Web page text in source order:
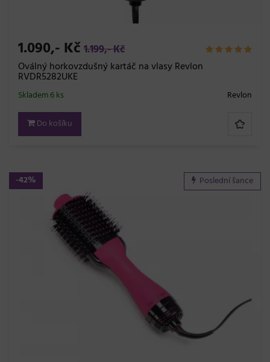
1.090,- Kč 1.199,- Kč
Oválný horkovzdušný kartáč na vlasy Revlon
RVDR5282UKE
Revlon
Skladem 6 ks
Do košíku
-42% Poslední šance